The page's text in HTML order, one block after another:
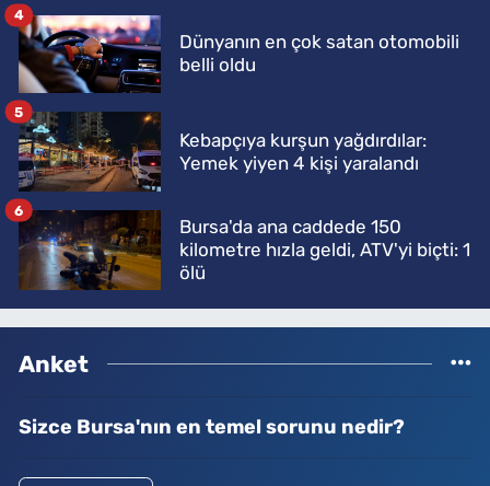
Dünyanın en çok satan otomobili
belli oldu
4
Kebapçıya kurşun yağdırdılar:
Yemek yiyen 4 kişi yaralandı
5
Bursa'da ana caddede 150
kilometre hızla geldi, ATV'yi biçti: 1
ölü
6
Anket
Sizce Bursa'nın en temel sorunu nedir?